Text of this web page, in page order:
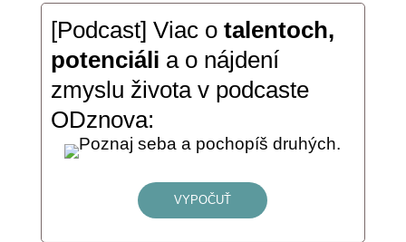
[Podcast] Viac o talentoch,
potenciáli a o nájdení
zmyslu života v podcaste
ODznova:
VYPOČUŤ